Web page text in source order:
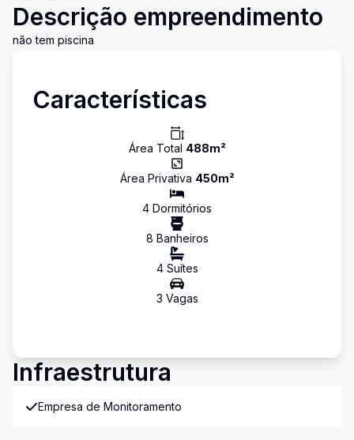
Descrição empreendimento
não tem piscina
Características
Área Total 488m²
Área Privativa 450m²
4 Dormitórios
8 Banheiros
4Suítes
3 Vagas
Infraestrutura
Empresa de Monitoramento